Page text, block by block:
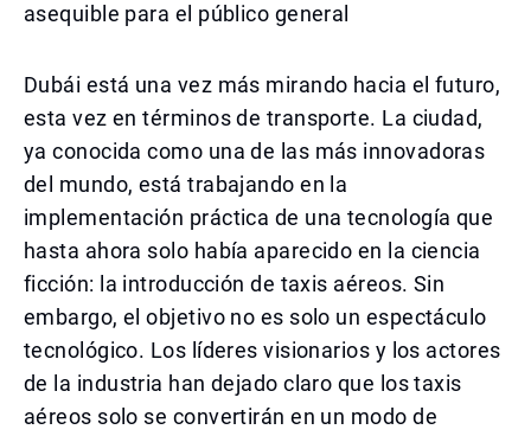
asequible para el público general
Dubái está una vez más mirando hacia el futuro,
esta vez en términos de transporte. La ciudad,
ya conocida como una de las más innovadoras
del mundo, está trabajando en la
implementación práctica de una tecnología que
hasta ahora solo había aparecido en la ciencia
ficción: la introducción de taxis aéreos. Sin
embargo, el objetivo no es solo un espectáculo
tecnológico. Los líderes visionarios y los actores
de la industria han dejado claro que los taxis
aéreos solo se convertirán en un modo de